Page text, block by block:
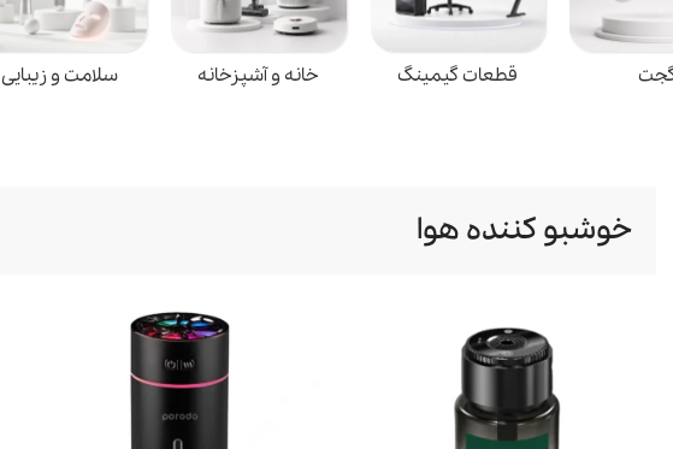
قطعات گیمینگ خانه و آشپزخانه سلامت و زیبایی
خوشبو کننده هوا